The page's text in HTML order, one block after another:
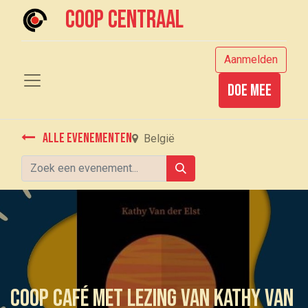
Coop centraal
Aanmelden
Doe mee
Alle evenementen België
Coop Café met lezing van Kathy Van